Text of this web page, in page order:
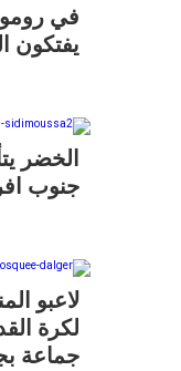
في
يفتكون
الخضر
جنوب
لاعبو
لكرة
جماعة